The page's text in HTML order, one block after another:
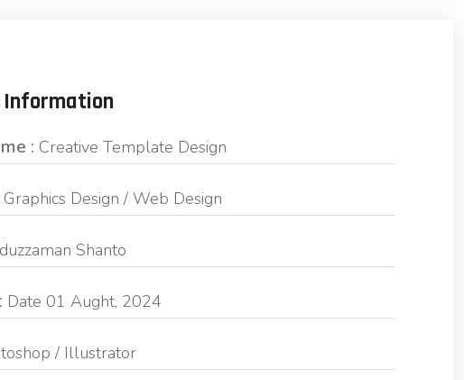
: Creative Template Design
Graphics Design / Web Design
Shanto
Date 01 Aught, 2024
/ Illustrator